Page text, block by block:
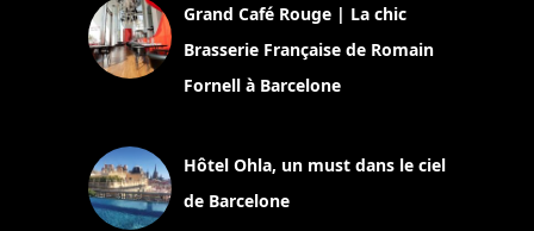
Grand Café Rouge | La chic
Brasserie Française de Romain
Fornell à Barcelone
Hôtel Ohla, un must dans le ciel
de Barcelone